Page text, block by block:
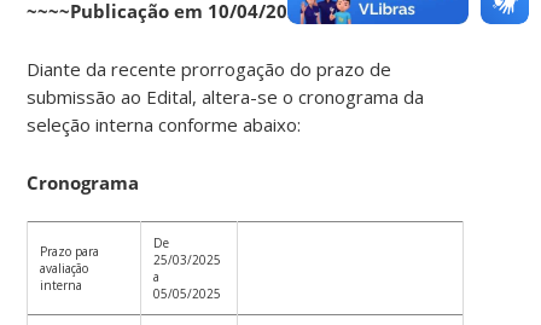
~~~~Publicação em 10/04/2025~~~~
Diante da recente prorrogação do prazo de
submissão ao Edital, altera-se o cronograma da
seleção interna conforme abaixo:
Cronograma
Prazo para
avaliação
interna
De
25/03/2025
a
05/05/2025